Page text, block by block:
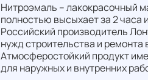
Нитроэмаль – лакокрасочный
полностью высыхает за 2 часа
Российский производитель
нужд строительства и
Атмосферостойкий продукт
для наружных и внутренних